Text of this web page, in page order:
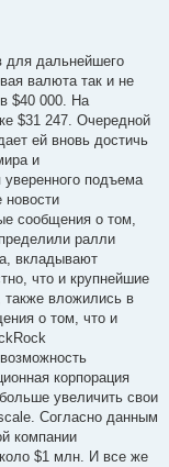
для дальнейшего
валюта так и не
$40 000. На
$31 247. Очередной
ей вновь достичь
и
подъема
сообщения о том,
ралли
вкладывают
что и крупнейшие
также вложились в
о том, что и
корпорация
увеличить свои
Согласно данным
компании
$1 млн. И все же